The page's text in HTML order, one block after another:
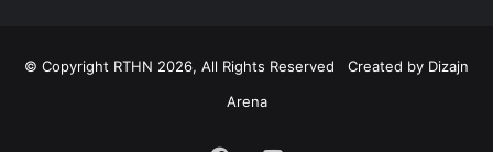
© Copyright RTHN 2026, All Rights Reserved Created by Dizajn
Arena